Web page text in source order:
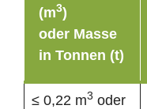
(m3)
oder Masse
in Tonnen (t)
≤ 0,22 m3 oder